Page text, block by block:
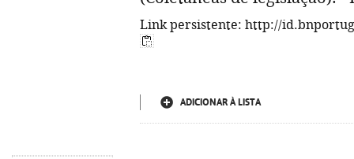
Link persistente: http://
ADICIONAR À LISTA